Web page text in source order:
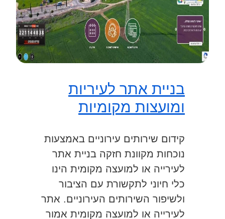
בניית אתר לעיריות
ומועצות מקומיות
קידום שירותים עירוניים באמצעות
נוכחות מקוונת חזקה בניית אתר
לעירייה או למועצה מקומית הינו
כלי חיוני לתקשורת עם הציבור
ולשיפור השירותים העירוניים. אתר
לעירייה או למועצה מקומית אמור